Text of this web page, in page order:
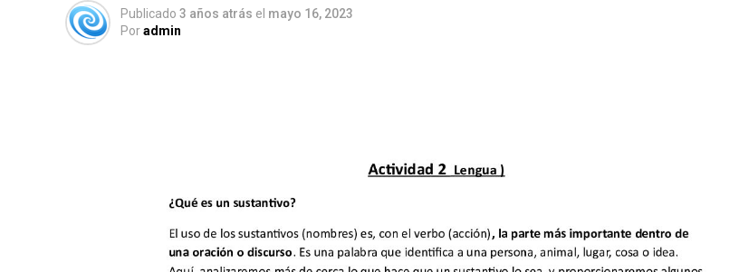
Publicado 3 años atrás el mayo 16, 2023
Poradmin